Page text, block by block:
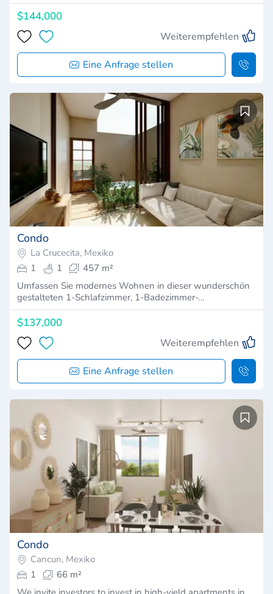
$144,000
Weiterempfehlen
Eine Anfrage stellen
Condo
La Crucecita, Mexiko
1
1
457 m²
Umfassen Sie modernes Wohnen in dieser wunderschön
gestalteten 1-Schlafzimmer, 1-Badezimmer-…
$137,000
Weiterempfehlen
Eine Anfrage stellen
Condo
Cancun, Mexiko
1
66 m²